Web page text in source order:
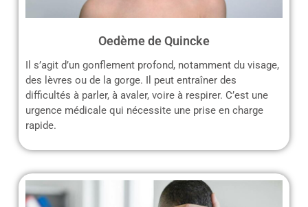
Oedème de Quincke
Il s’agit d’un gonflement profond, notamment du visage,
des lèvres ou de la gorge. Il peut entraîner des
difficultés à parler, à avaler, voire à respirer. C’est une
urgence médicale qui nécessite une prise en charge
rapide.